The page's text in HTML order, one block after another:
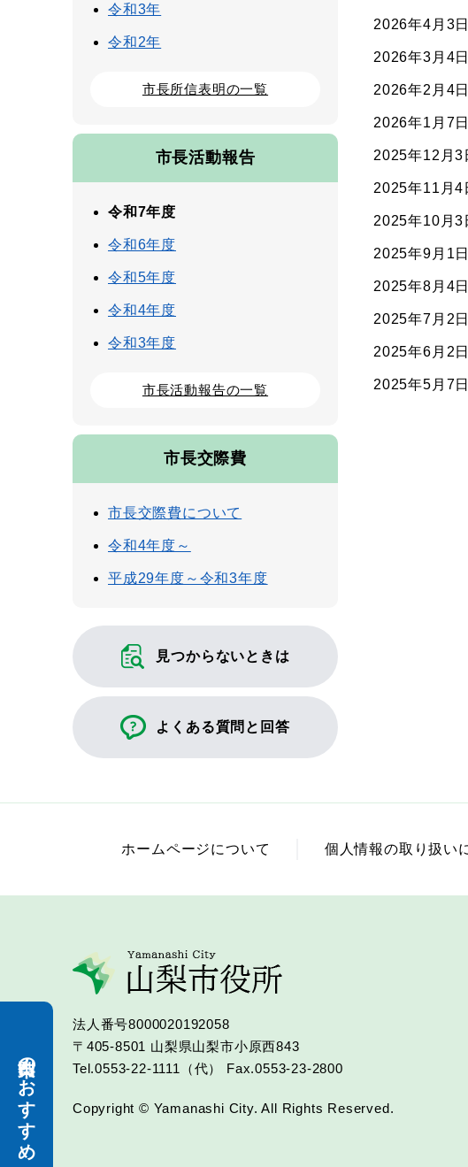
山梨市のおすすめ
2026年4月3
2026年3月4
2026年2月4
2026年1月7
2025年12月3
2025年11月4
2025年10月3
2025年9月1
2025年8月4
2025年7月2
2025年6月2
2025年5月7
令和3年
令和2年
市長所信表明の一覧
市長活動報告
令和7年度
令和6年度
令和5年度
令和4年度
令和3年度
市長活動報告の一覧
市長交際費
市長交際費について
令和4年度～
平成29年度～令和3年度
見つからないときは
よくある質問と回答
ホームページについて 個人情報の取り扱い
法人番号8000020192058
〒405-8501 山梨県山梨市小原西843
Tel.0553-22-1111（代）
Fax.0553-23-2800
Copyright © Yamanashi City. All Rights Reserved.